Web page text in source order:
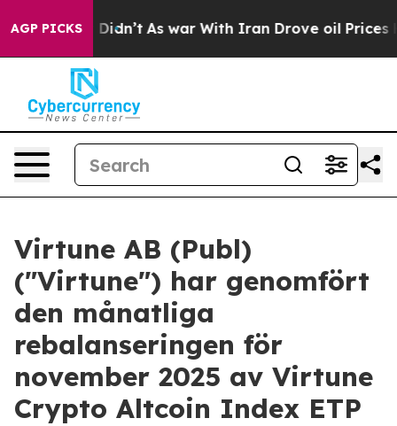
AGP PICKS
it Didn’t As war With Iran Drove oil Prices
Virtune AB (Publ)
("Virtune") har genomfört
den månatliga
rebalanseringen för
november 2025 av Virtune
Crypto Altcoin Index ETP